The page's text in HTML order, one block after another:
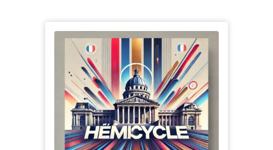
Chercheurs
Données exhaustives pour vos travaux académiques
Suivi par secteur
11 secteurs : énergie, santé, finance, numérique…
Cas d'usage concrets
Six cas pour gagner du temps